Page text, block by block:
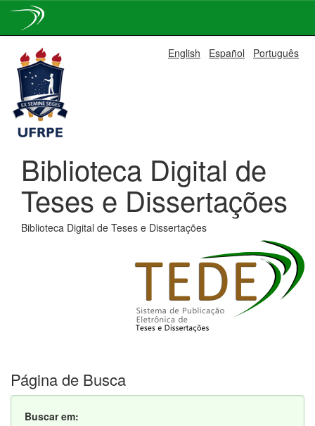
navigation
English Español Português
Biblioteca Digital de
Teses e Dissertações
Biblioteca Digital de Teses e Dissertações
Página de Busca
Buscar em: